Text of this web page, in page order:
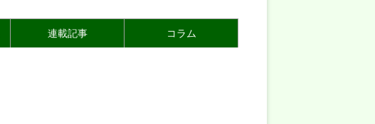
連載記事 コラム